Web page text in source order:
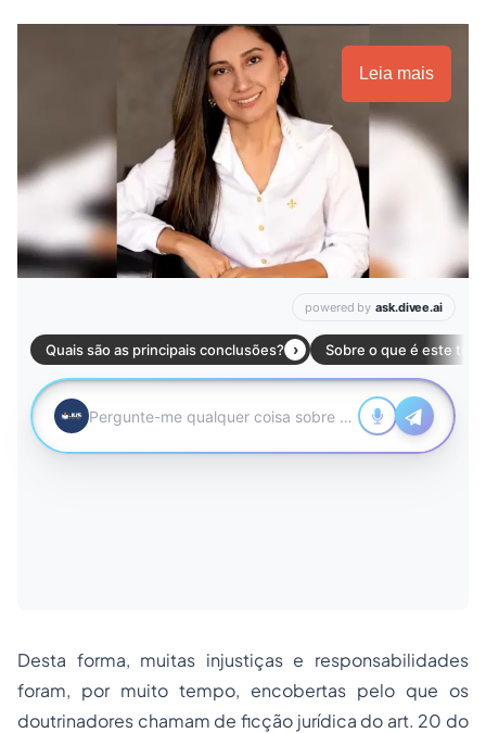
Leia mais
Desta forma, muitas injustiças e responsabilidades
foram, por muito tempo, encobertas pelo que os
doutrinadores chamam de ficção jurídica do art. 20 do